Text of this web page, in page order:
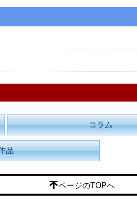
コラム
品
ページのTOPへ